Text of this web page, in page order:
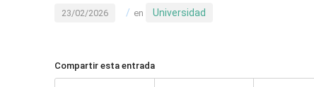
23/02/2026 / en Universidad
Compartir esta entrada